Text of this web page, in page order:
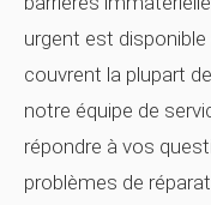
urgent est
couvrent la plupart
notre équipe de
répondre à vos
problèmes de